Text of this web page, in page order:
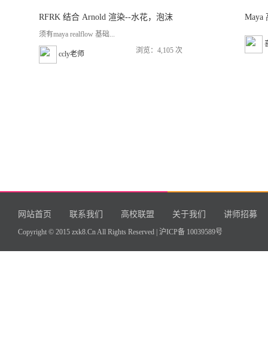
RFRK 结合 Arnold 渲染--水花，泡沫
须有maya realflow 基础...
ccly老师 浏览：4,105 次
Maya
网站首页 联系我们 高校联盟 关于我们 讲师招募
Copyright © 2015 zxk8.Cn All Rights Reserved | 沪ICP备 10039589号